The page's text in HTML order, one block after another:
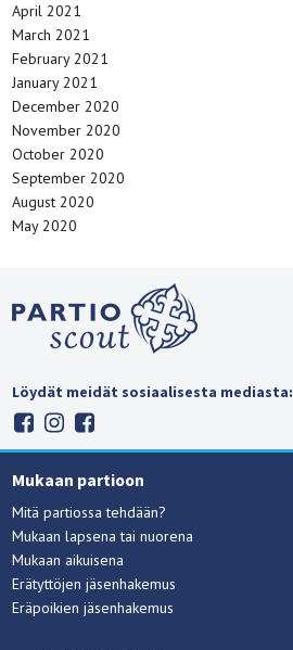
April 2021
March 2021
February 2021
January 2021
December 2020
November 2020
October 2020
September 2020
August 2020
May 2020
Löydät meidät sosiaalisesta mediasta:
Mukaan partioon
Mitä partiossa tehdään?
Mukaan lapsena tai nuorena
Mukaan aikuisena
Erätyttöjen jäsenhakemus
Eräpoikien jäsenhakemus